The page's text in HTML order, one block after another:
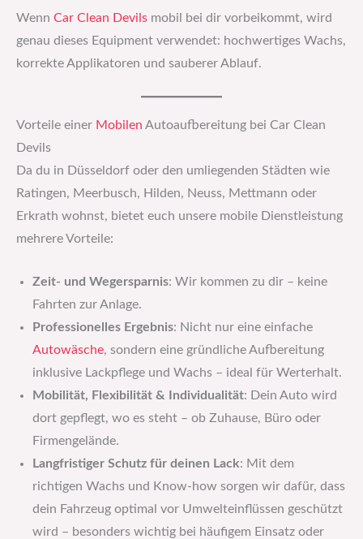
Wenn Car Clean Devils mobil bei dir vorbeikommt, wird
genau dieses Equipment verwendet: hochwertiges Wachs,
korrekte Applikatoren und sauberer Ablauf.
Vorteile einer Mobilen Autoaufbereitung bei Car Clean
Devils
Da du in Düsseldorf oder den umliegenden Städten wie
Ratingen, Meerbusch, Hilden, Neuss, Mettmann oder
Erkrath wohnst, bietet euch unsere mobile Dienstleistung
mehrere Vorteile:
Zeit- und Wegersparnis: Wir kommen zu dir – keine
Fahrten zur Anlage.
Professionelles Ergebnis: Nicht nur eine einfache
Autowäsche, sondern eine gründliche Aufbereitung
inklusive Lackpflege und Wachs – ideal für Werterhalt.
Mobilität, Flexibilität & Individualität: Dein Auto wird
dort gepflegt, wo es steht – ob Zuhause, Büro oder
Firmengelände.
Langfristiger Schutz für deinen Lack: Mit dem
richtigen Wachs und Know-how sorgen wir dafür, dass
dein Fahrzeug optimal vor Umwelteinflüssen geschützt
wird – besonders wichtig bei häufigem Einsatz oder